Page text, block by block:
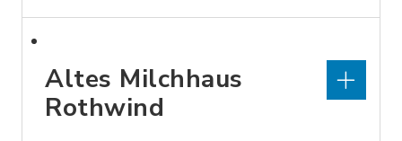
Altes Milchhaus
Rothwind